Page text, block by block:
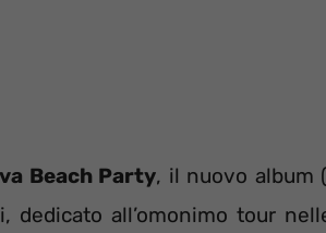
Beach Party, il nuovo album
all’omonimo tour